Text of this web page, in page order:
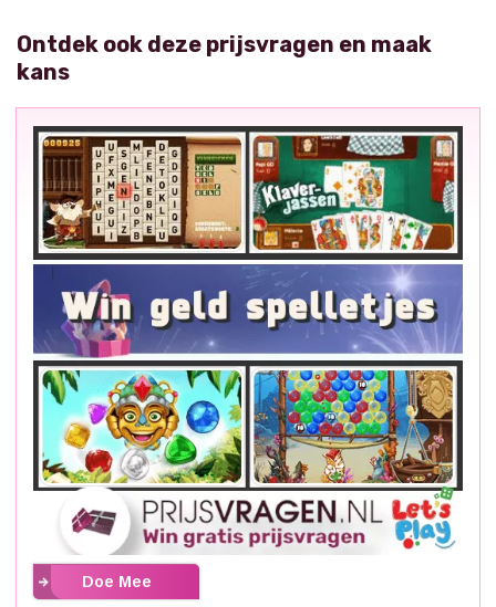
Ontdek ook deze prijsvragen en maak
kans
Doe Mee